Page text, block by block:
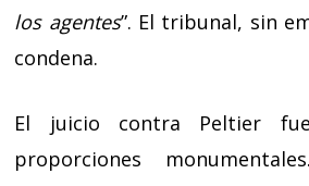
los agentes”. El tribunal, sin
condena.
El juicio contra Peltier
proporciones